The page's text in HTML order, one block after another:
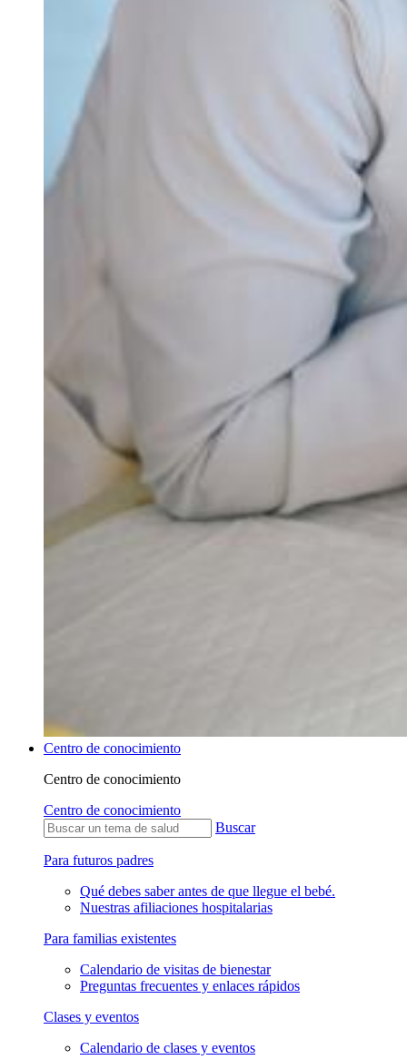
Centro de conocimiento
Centro de conocimiento
Centro de conocimiento
Buscar
Para futuros padres
Qué debes saber antes de que llegue el bebé.
Nuestras afiliaciones hospitalarias
Para familias existentes
Calendario de visitas de bienestar
Preguntas frecuentes y enlaces rápidos
Clases y eventos
Calendario de clases y eventos